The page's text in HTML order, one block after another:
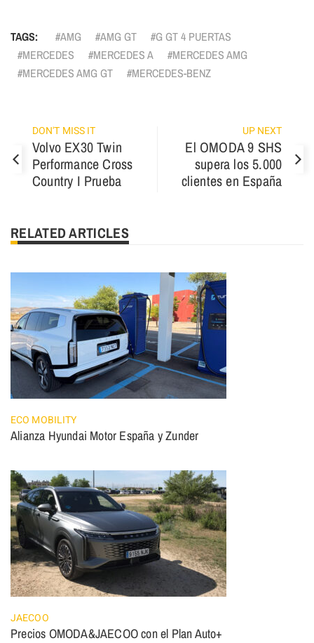
TAGS: AMG AMG GT
G GT 4 PUERTAS
MERCEDES
MERCEDES A
MERCEDES AMG
MERCEDES AMG GT
MERCEDES-BENZ
DON'T MISS IT
Volvo EX30 Twin
Performance Cross
Country I Prueba
UP NEXT
El OMODA 9 SHS
supera los 5.000
clientes en España
RELATED ARTICLES
ECO MOBILITY
Alianza Hyundai Motor España y Zunder
JAECOO
Precios OMODA&JAECOO con el Plan Auto+